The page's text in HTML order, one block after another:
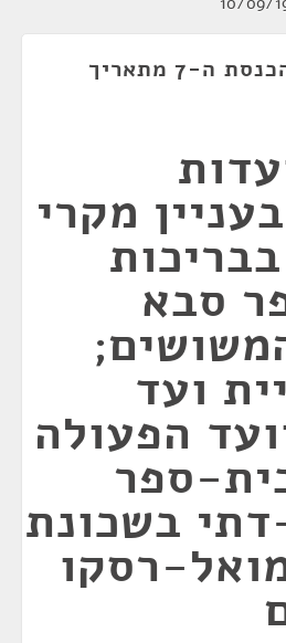
ישיבת ועדה של הכנסת ה-7 מתאריך
מקרי
סבא
ועד
הפעולה
ספר
בשכונת
רסקו